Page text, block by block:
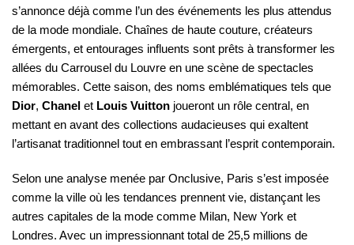
s’annonce déjà comme l’un des événements les plus attendus
de la mode mondiale. Chaînes de haute couture, créateurs
émergents, et entourages influents sont prêts à transformer les
allées du Carrousel du Louvre en une scène de spectacles
mémorables. Cette saison, des noms emblématiques tels que
Dior, Chanel et Louis Vuitton joueront un rôle central, en
mettant en avant des collections audacieuses qui exaltent
l’artisanat traditionnel tout en embrassant l’esprit contemporain.
Selon une analyse menée par Onclusive, Paris s’est imposée
comme la ville où les tendances prennent vie, distançant les
autres capitales de la mode comme Milan, New York et
Londres. Avec un impressionnant total de 25,5 millions de